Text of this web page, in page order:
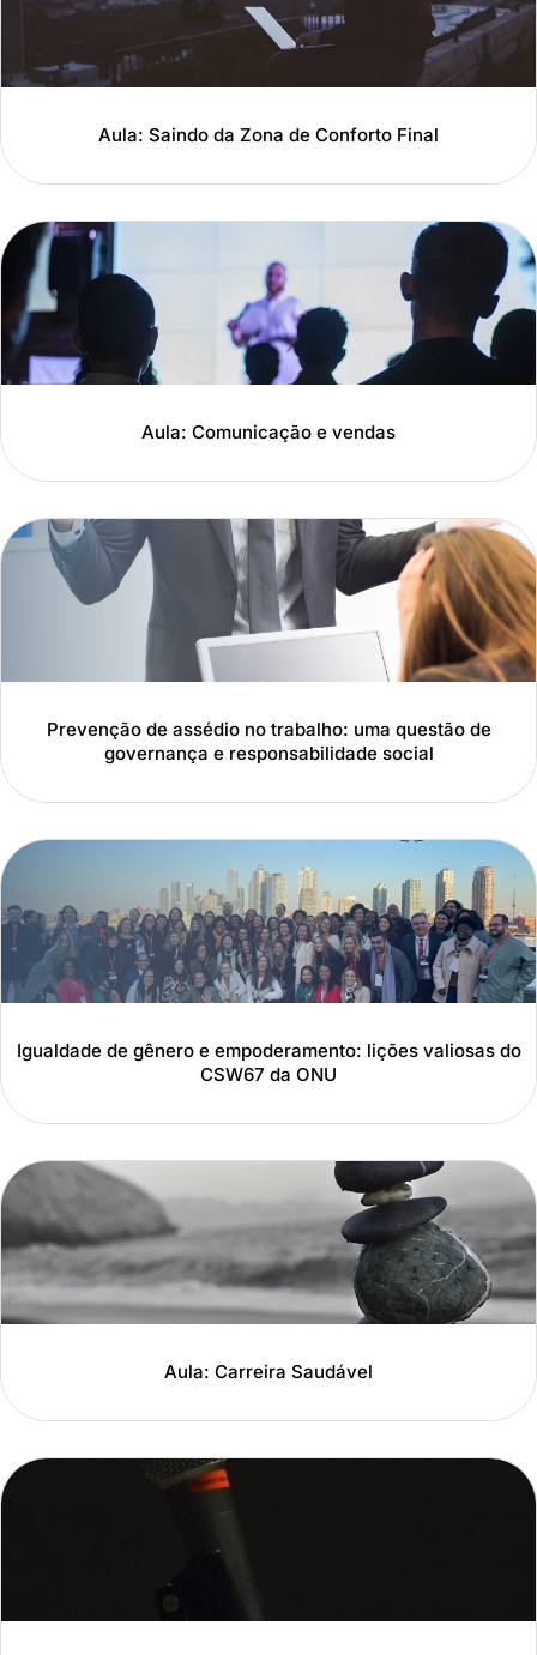
Aula: Saindo da Zona de Conforto Final
Aula: Comunicação e vendas
Prevenção de assédio no trabalho: uma questão de
governança e responsabilidade social
Igualdade de gênero e empoderamento: lições valiosas do
CSW67 da ONU
Aula: Carreira Saudável